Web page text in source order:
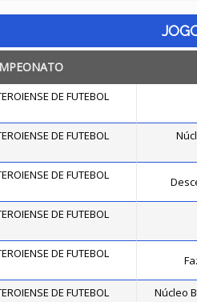
DE FUTEBOL
DE FUTEBOL
DE FUTEBOL
DE FUTEBOL
DE FUTEBOL
DE FUTEBOL
Núcleo